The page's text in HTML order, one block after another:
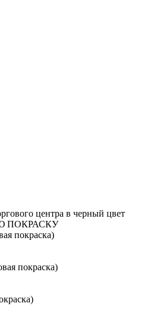
центра в черный цвет
ПОКРАСКУ